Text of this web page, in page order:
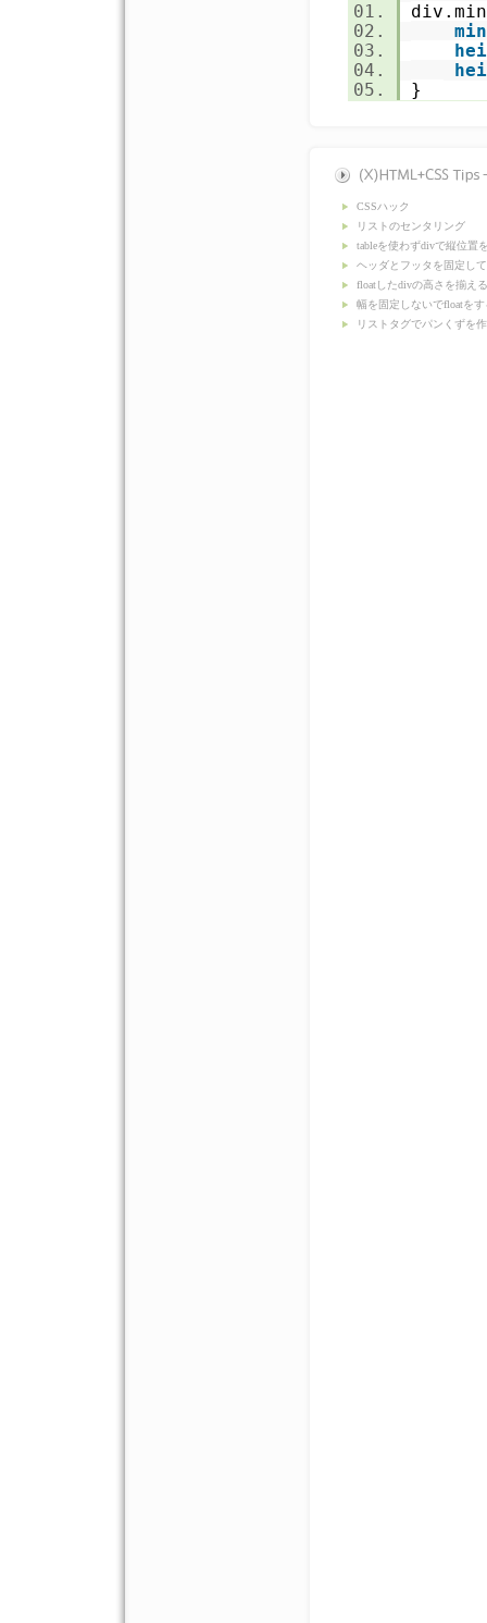
}
CSSハック
リストのセンタリング
tableを使わずdivで縦位置
ヘッダとフッタを固定し
floatしたdivの高さを揃える
幅を固定しないでfloatをす
リストタグでパンくずを